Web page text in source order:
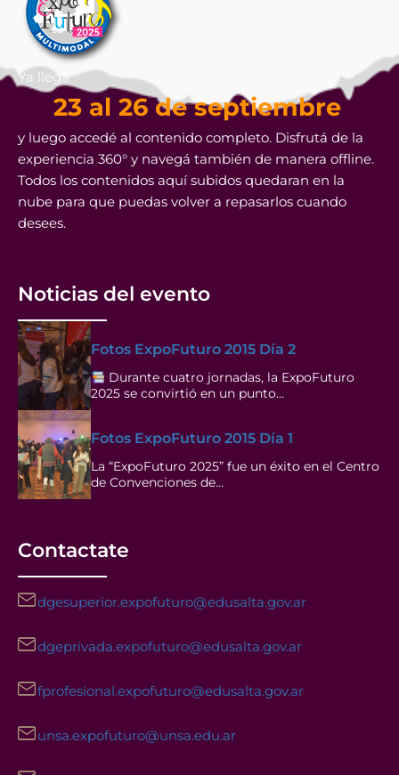
Ya llega
23 al 26 de septiembre
y luego accedé al contenido completo. Disfrutá de la
experiencia 360° y navegá también de manera offline.
Todos los contenidos aquí subidos quedaran en la
nube para que puedas volver a repasarlos cuando
desees.
Noticias del evento
Fotos ExpoFuturo 2015 Día 2
Durante cuatro jornadas, la ExpoFuturo
2025 se convirtió en un punto…
Fotos ExpoFuturo 2015 Día 1
La “ExpoFuturo 2025” fue un éxito en el Centro
de Convenciones de…
Contactate
dgesuperior.expofuturo@edusalta.gov.ar
dgeprivada.expofuturo@edusalta.gov.ar
fprofesional.expofuturo@edusalta.gov.ar
unsa.expofuturo@unsa.edu.ar